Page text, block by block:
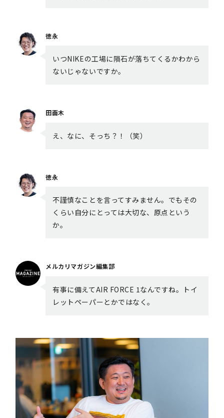
徳永
いつNIKEの工場に隕石が落ちてくるかわから
ないじゃないですか。
田面木
え、なに、そっち？！（笑）
徳永
不謹慎なことを言ってすみません。でもその
くらい自分にとっては大切な、原点という
か。
メルカリマガジン編集部
有事に備えてAIR FORCE 1なんですね。トイ
レットペーパーとかではなく。